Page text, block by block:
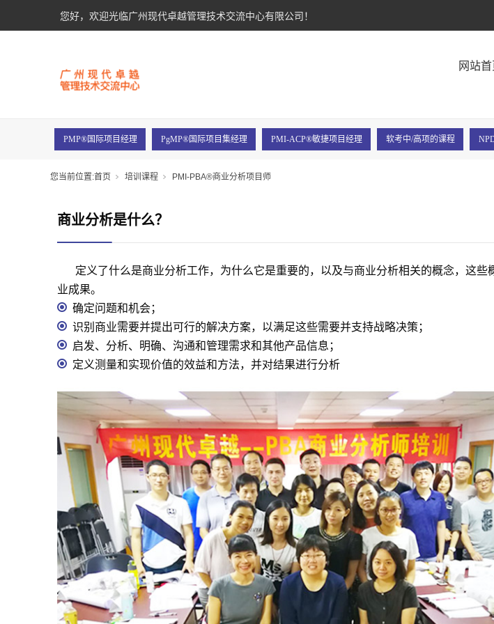
您好，欢迎光临广州现代卓越管理技术交流中心有限公司！
网站首
PMP®国际项目经理 PgMP®国际项目集经理 PMI-ACP®敏捷项目经理 软考中/高项的课程
您当前位置:首页 培训课程 PMI-PBA®商业分析项目师
商业分析是什么？
定义了什么是商业分析工作，为什么它是重要的，以及与商业分析相关的概念，这
业成果。
确定问题和机会；
识别商业需要并提出可行的解决方案，以满足这些需要并支持战略决策；
启发、分析、明确、沟通和管理需求和其他产品信息；
定义测量和实现价值的效益和方法，并对结果进行分析